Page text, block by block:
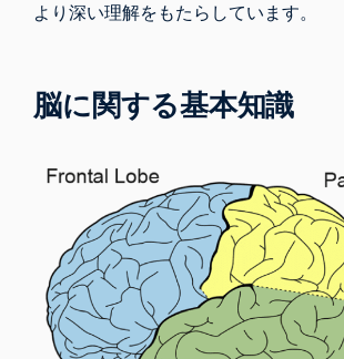
より深い理解をもたらしています。
脳に関する基本知識